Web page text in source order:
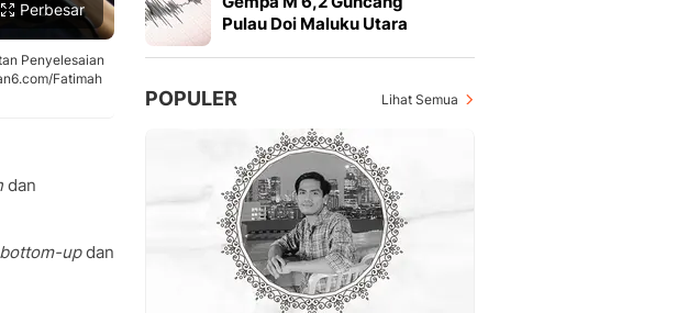
Perbesar
Penyelesaian
Fatimah
dan
bottom-updan
Pulau Doi Maluku Utara
POPULER Lihat Semua